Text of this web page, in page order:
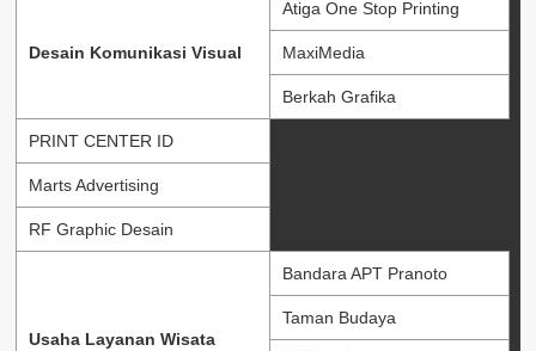
Desain Komunikasi Visual
Atiga One Stop Printing
MaxiMedia
Berkah Grafika
PRINT CENTER ID
Marts Advertising
RF Graphic Desain
Usaha Layanan Wisata
Bandara APT Pranoto
Taman Budaya